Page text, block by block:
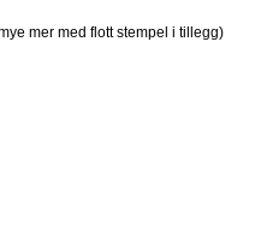
mer med flott stempel i tillegg)